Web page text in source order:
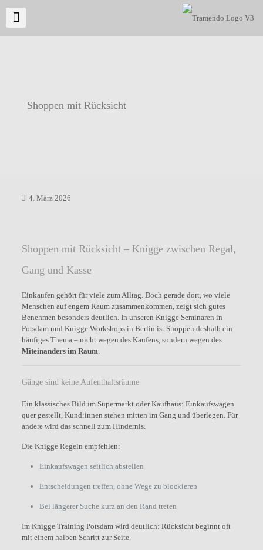
Shoppen mit Rücksicht
4. März 2026
Shoppen mit Rücksicht – Knigge zwischen Regal,
Gang und Kasse
Einkaufen gehört für viele zum Alltag. Doch gerade dort, wo viele
Menschen auf engem Raum zusammenkommen, zeigt sich gutes
Benehmen besonders deutlich. In unseren Knigge Seminaren in
Potsdam und Knigge Workshops in Berlin ist Shoppen deshalb ein
häufiges Thema – nicht wegen des Kaufens, sondern wegen des
Miteinanders im Raum.
Gänge sind keine Aufenthaltsräume
Ein klassisches Bild im Supermarkt oder Kaufhaus: Einkaufswagen
quer gestellt, Kund:innen stehen mitten im Gang und überlegen. Für
andere wird das schnell zum Hindernis.
Die Knigge Regeln empfehlen:
Einkaufswagen seitlich abstellen
Entscheidungen treffen, ohne Wege zu blockieren
Bei längerer Suche kurz an den Rand treten
Im Knigge Training Potsdam wird deutlich: Rücksicht beginnt oft
mit einem halben Schritt zur Seite.